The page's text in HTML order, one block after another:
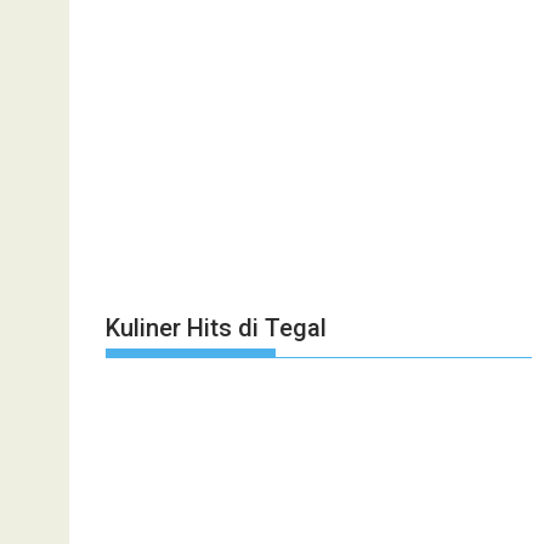
Kuliner Hits di Tegal